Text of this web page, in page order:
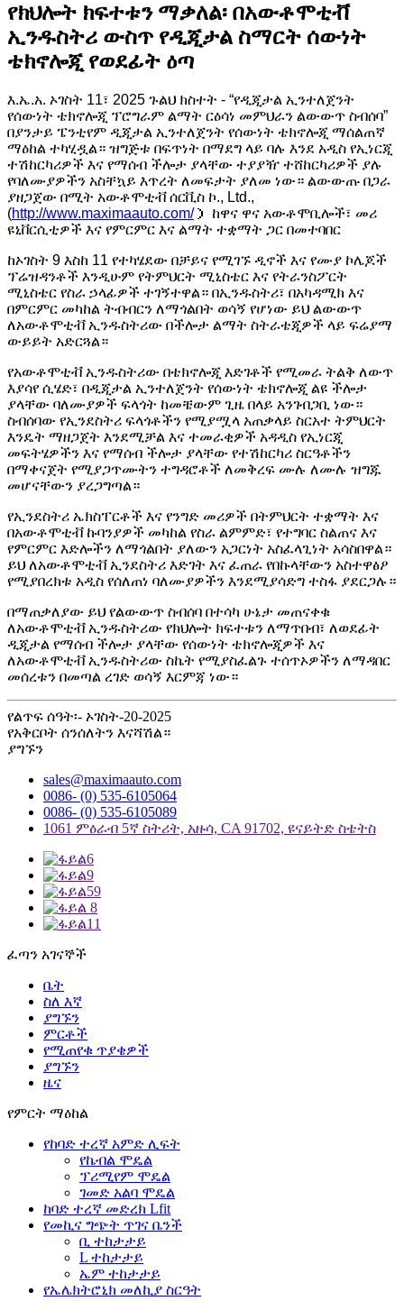
የክህሎት ክፍተቱን ማቃለል፡ በአውቶሞቲቭ
ኢንዱስትሪ ውስጥ የዲጂታል ስማርት ሰውነት
ቴክኖሎጂ የወደፊት ዕጣ
እ.ኤ.አ. ኦገስት 11፣ 2025 ጉልህ ክስተት - “የዲጂታል ኢንተለጀንት
የሰውነት ቴክኖሎጂ ፕሮግራም ልማት ርዕሳነ መምህራን ልውውጥ ስብሰባ”
በያንታይ ፔንቲየም ዲጂታል ኢንተለጀንት የሰውነት ቴክኖሎጂ ማሰልጠኛ
ማዕከል ተካሂዷል። ዝግጅቱ በፍጥነት በማደግ ላይ ባሉ እንደ አዲስ የኢነርጂ
ተሽከርካሪዎች እና የማሰብ ችሎታ ያላቸው ተያያዥ ተሸከርካሪዎች ያሉ
የባለሙያዎችን አስቸኳይ እጥረት ለመፍታት ያለመ ነው። ልውውጡ በጋራ
ያዘጋጀው በሚት አውቶሞቲቭ ሰርቪስ ኮ., Ltd.,
(http://www.maximaauto.com/） ከዋና ዋና አውቶሞቢሎች፣ መሪ
ዩኒቨርሲቲዎች እና የምርምር እና ልማት ተቋማት ጋር በመተባበር
ከኦገስት 9 እስከ 11 የተካሄደው በቻይና የሚገኙ ዲኖች እና የሙያ ኮሌጆች
ፕሬዝዳንቶች እንዲሁም የትምህርት ሚኒስቴር እና የትራንስፖርት
ሚኒስቴር የስራ ኃላፊዎች ተገኝተዋል። በኢንዱስትሪ፣ በአካዳሚክ እና
በምርምር መካከል ትብብርን ለማጎልበት ወሳኝ የሆነው ይህ ልውውጥ
ለአውቶሞቲቭ ኢንዱስትሪው በችሎታ ልማት ስትራቴጂዎች ላይ ፍሬያማ
ውይይት አድርጓል።
የአውቶሞቲቭ ኢንዱስትሪው በቴክኖሎጂ እድገቶች የሚመራ ትልቅ ለውጥ
እያሳየ ሲሄድ፣ በዲጂታል ኢንተለጀንት የሰውነት ቴክኖሎጂ ልዩ ችሎታ
ያላቸው ባለሙያዎች ፍላጎት ከመቼውም ጊዜ በላይ አንገብጋቢ ነው።
ስብሰባው የኢንደስትሪ ፍላጎቶችን የሚያሟላ አጠቃላይ ስርአተ ትምህርት
እንዴት ማዘጋጀት እንደሚቻል እና ተመራቂዎች አዳዲስ የኢነርጂ
መፍትሄዎችን እና የማሰብ ችሎታ ያላቸው የተሽከርካሪ ስርዓቶችን
በማቀናጀት የሚያጋጥሙትን ተግዳሮቶች ለመቅረፍ ሙሉ ለሙሉ ዝግጁ
መሆናቸውን ያረጋግጣል።
የኢንደስትሪ ኤክስፐርቶች እና የንግድ መሪዎች በትምህርት ተቋማት እና
በአውቶሞቲቭ ኩባንያዎች መካከል የስራ ልምምድ፣ የተግባር ስልጠና እና
የምርምር እድሎችን ለማጎልበት ያለውን አጋርነት አስፈላጊነት አሳስበዋል።
ይህ ለአውቶሞቲቭ ኢንደስትሪ እድገት እና ፈጠራ የበኩላቸውን አስተዋፅዖ
የሚያበረክቱ አዲስ የሰለጠነ ባለሙያዎችን እንደሚያሳድግ ተስፋ ያደርጋሉ።
በማጠቃለያው ይህ የልውውጥ ስብሰባ በተሳካ ሁኔታ መጠናቀቁ
ለአውቶሞቲቭ ኢንዱስትሪው የክህሎት ክፍተቱን ለማጥበብ፣ ለወደፊት
ዲጂታል የማሰብ ችሎታ ያላቸው የሰውነት ቴክኖሎጂዎች እና
ለአውቶሞቲቭ ኢንዱስትሪው ስኬት የሚያስፈልጉ ተሰጥኦዎችን ለማዳበር
መሰረቱን በመጣል ረገድ ወሳኝ እርምጃ ነው።
የልጥፍ ሰዓት፡- ኦገስት-20-2025
የአቅርቦት ሰንሰለትን እናሻሽል።
ያግኙን
sales@maximaauto.com
0086- (0) 535-6105064
0086- (0) 535-6105089
1061 ምዕራብ 5ኛ ስትሪት, አዙሳ, CA 91702, ዩናይትድ ስቴትስ
ፈጣን አገናኞች
ቤት
ስለ እኛ
ያግኙን
ምርቶች
የሚጠየቁ ጥያቄዎች
ያግኙን
ዜና
የምርት ማዕከል
የከባድ ተረኛ አምድ ሊፍት
የኬብል ሞዴል
ፕሪሚየም ሞዴል
ገመድ አልባ ሞዴል
ከባድ ተረኛ መድረክ Lfit
የመኪና ግጭት ጥገና ቤንች
ቢ ተከታታይ
L ተከታታይ
ኤም ተከታታይ
የኤሌክትሮኒክ መለኪያ ስርዓት